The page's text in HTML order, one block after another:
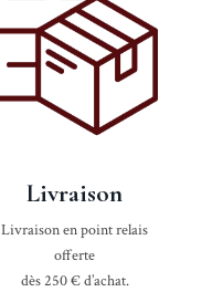
Livraison
Livraison en point relais
offerte
dès 250 € d’achat.